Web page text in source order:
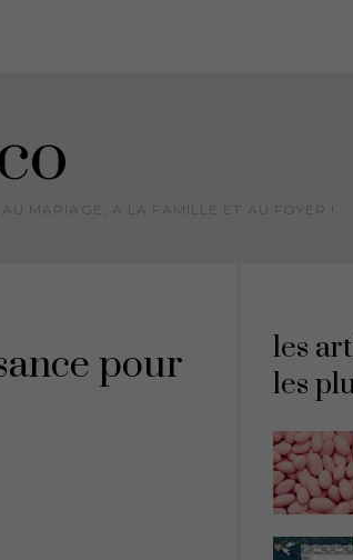
MARIAGE, À LA FAMILLE ET AU FOYER !
pour
les
les